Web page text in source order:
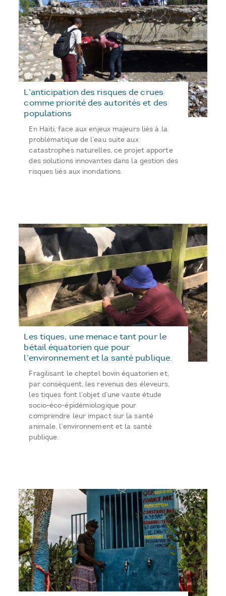
L’anticipation des risques de crues
comme priorité des autorités et des
populations
En Haïti, face aux enjeux majeurs liés à la
problématique de l’eau suite aux
catastrophes naturelles, ce projet apporte
des solutions innovantes dans la gestion des
risques liés aux inondations.
Les tiques, une menace tant pour le
bétail équatorien que pour
l’environnement et la santé publique.
Fragilisant le cheptel bovin équatorien et,
par conséquent, les revenus des éleveurs,
les tiques font l’objet d’une vaste étude
socio-éco-épidémiologique pour
comprendre leur impact sur la santé
animale, l’environnement et la santé
publique.